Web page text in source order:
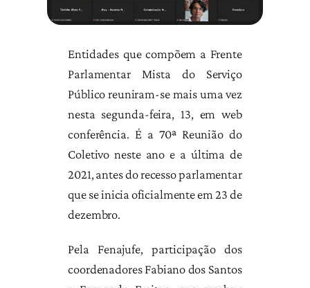
Entidades que compõem a Frente
Parlamentar Mista do Serviço
Público reuniram-se mais uma vez
nesta segunda-feira, 13, em web
conferência. É a 70ª Reunião do
Coletivo neste ano e a última de
2021, antes do recesso parlamentar
que se inicia oficialmente em 23 de
dezembro.
Pela Fenajufe, participação dos
coordenadores Fabiano dos Santos